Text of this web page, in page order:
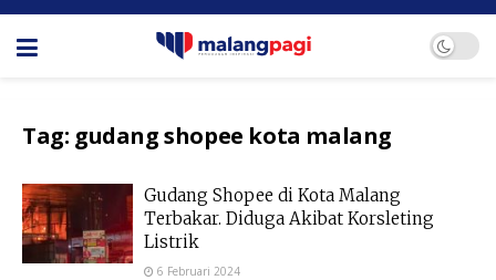
Tag: gudang shopee kota malang
Gudang Shopee di Kota Malang
Terbakar. Diduga Akibat Korsleting
Listrik
6 Februari 2024